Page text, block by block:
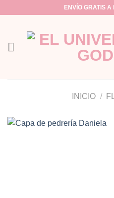
contenido
ENVÍO GRATIS A
INICIO /